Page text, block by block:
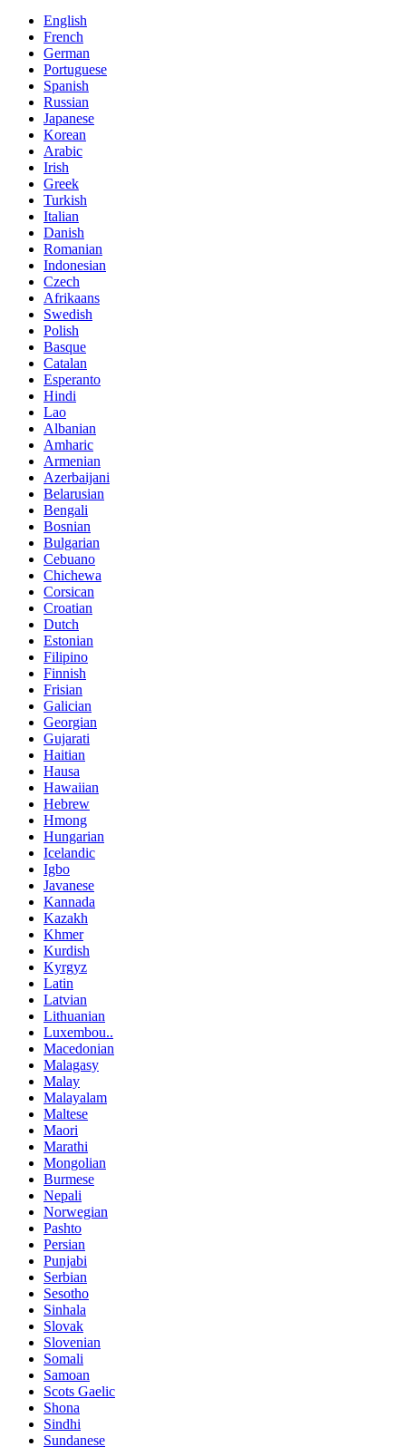
English
French
German
Portuguese
Spanish
Russian
Japanese
Korean
Arabic
Irish
Greek
Turkish
Italian
Danish
Romanian
Indonesian
Czech
Afrikaans
Swedish
Polish
Basque
Catalan
Esperanto
Hindi
Lao
Albanian
Amharic
Armenian
Azerbaijani
Belarusian
Bengali
Bosnian
Bulgarian
Cebuano
Chichewa
Corsican
Croatian
Dutch
Estonian
Filipino
Finnish
Frisian
Galician
Georgian
Gujarati
Haitian
Hausa
Hawaiian
Hebrew
Hmong
Hungarian
Icelandic
Igbo
Javanese
Kannada
Kazakh
Khmer
Kurdish
Kyrgyz
Latin
Latvian
Lithuanian
Luxembou..
Macedonian
Malagasy
Malay
Malayalam
Maltese
Maori
Marathi
Mongolian
Burmese
Nepali
Norwegian
Pashto
Persian
Punjabi
Serbian
Sesotho
Sinhala
Slovak
Slovenian
Somali
Samoan
Scots Gaelic
Shona
Sindhi
Sundanese